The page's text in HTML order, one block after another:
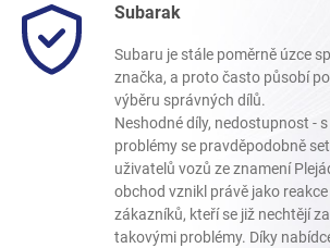
Subarak
Subaru je stále poměrně úzce
značka, a proto často působí
výběru správných dílů.
Neshodné díly, nedostupnost -
problémy se pravděpodobně
uživatelů vozů ze znamení
obchod vznikl právě jako
zákazníků, kteří se již nechtějí
takovými problémy. Díky